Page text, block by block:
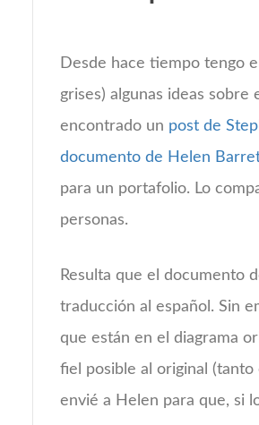
Desde hace tiempo tengo
grises) algunas ideas
encontrado un post de
documento de Helen
para un portafolio. Lo
personas.
Resulta que el documento
traducción al español. Sin
que están en el diagrama
fiel posible al original
envié a Helen para que, si